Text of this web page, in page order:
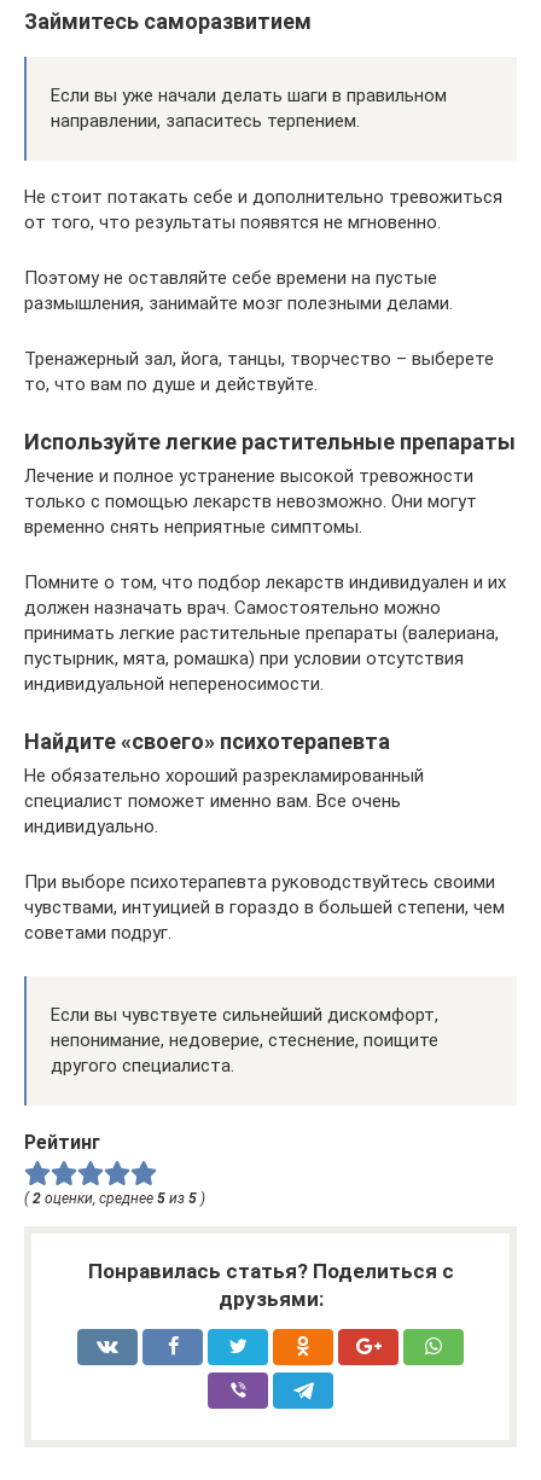
Займитесь саморазвитием
Если вы уже начали делать шаги в правильном
направлении, запаситесь терпением.
Не стоит потакать себе и дополнительно тревожиться
от того, что результаты появятся не мгновенно.
Поэтому не оставляйте себе времени на пустые
размышления, занимайте мозг полезными делами.
Тренажерный зал, йога, танцы, творчество – выберете
то, что вам по душе и действуйте.
Используйте легкие растительные препараты
Лечение и полное устранение высокой тревожности
только с помощью лекарств невозможно. Они могут
временно снять неприятные симптомы.
Помните о том, что подбор лекарств индивидуален и их
должен назначать врач. Самостоятельно можно
принимать легкие растительные препараты (валериана,
пустырник, мята, ромашка) при условии отсутствия
индивидуальной непереносимости.
Найдите «своего» психотерапевта
Не обязательно хороший разрекламированный
специалист поможет именно вам. Все очень
индивидуально.
При выборе психотерапевта руководствуйтесь своими
чувствами, интуицией в гораздо в большей степени, чем
советами подруг.
Если вы чувствуете сильнейший дискомфорт,
непонимание, недоверие, стеснение, поищите
другого специалиста.
Рейтинг
( 2 оценки, среднее 5 из 5 )
Понравилась статья? Поделиться с
друзьями: